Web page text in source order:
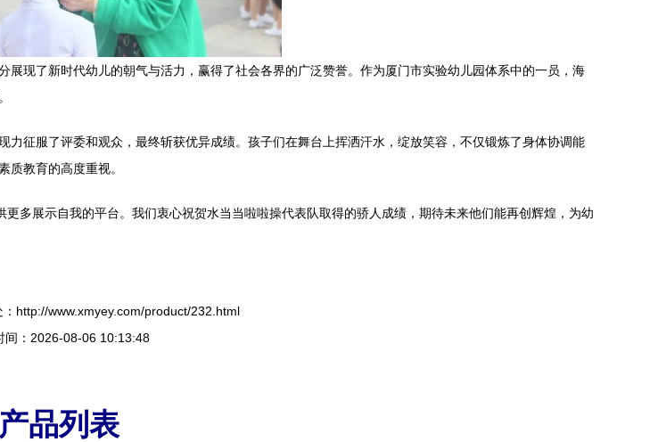
现了新时代幼儿的朝气与活力，赢得了社会各界的广泛赞誉。作为厦门市实验幼儿园体系中的一员，海
征服了评委和观众，最终斩获优异成绩。孩子们在舞台上挥洒汗水，绽放笑容，不仅锻炼了身体协调能
质教育的高度重视。
多展示自我的平台。我们衷心祝贺水当当啦啦操代表队取得的骄人成绩，期待未来他们能再创辉煌，为幼
http://www.xmyey.com/product/232.html
间：2026-08-06 10:13:48
产品列表